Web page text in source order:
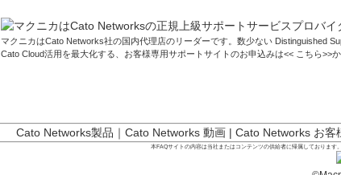
マクニカはCato Networks社の国内代理店のリーダーです。数少ない Distinguished
Cato Cloud活用を最大化する、お客様専用サポートサイトのお申込みは<< こちら>>か
Cato Networks製品 ｜ Cato Networks 動画| Cato Networks お客
本FAQサイトの内容は当社またはコンテンツの供給者に帰属しておりま